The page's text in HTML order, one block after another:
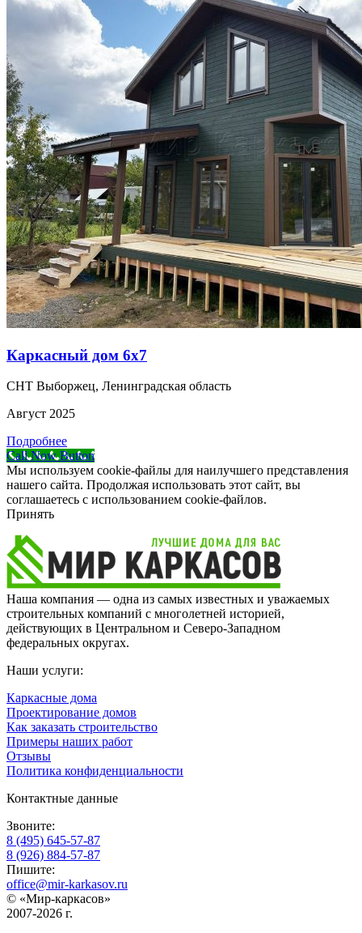
Каркасный дом 6х7
СНТ Выборжец, Ленинградская область
Август 2025
Подробнее
Call Now Button
Мы используем cookie-файлы для наилучшего представления
нашего сайта. Продолжая использовать этот сайт, вы
соглашаетесь с использованием cookie-файлов.
Принять
Наша компания — одна из самых известных и уважаемых
строительных компаний с многолетней историей,
действующих в Центральном и Северо-Западном
федеральных округах.
Наши услуги:
Каркасные дома
Проектирование домов
Как заказать строительство
Примеры наших работ
Отзывы
Политика конфиденциальности
Контактные данные
Звоните:
8 (495) 645-57-87
8 (926) 884-57-87
Пишите:
office@mir-karkasov.ru
© «Мир-каркасов»
2007-2026 г.